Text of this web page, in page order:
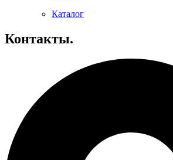
Каталог
Контакты.